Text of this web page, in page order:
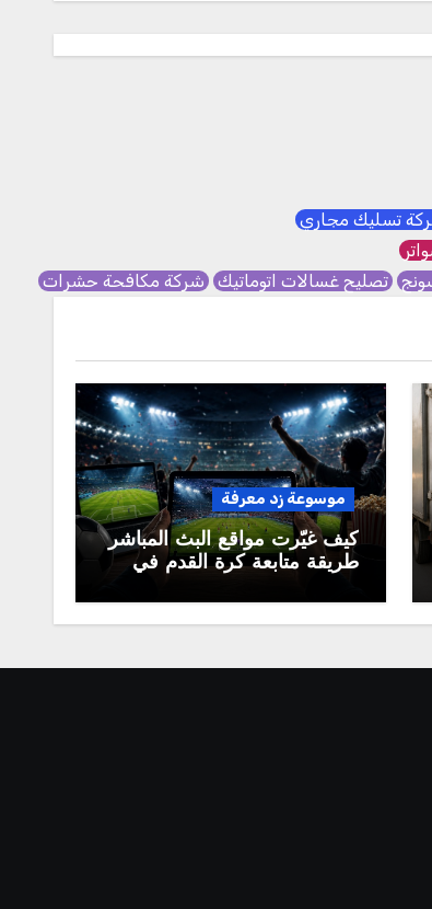
تسليك مجاري
تصليح غسالات اتوماتيك شركة مكافحة حشرات
موسوعة زد معرفة
كيف غيّرت مواقع البث المباشر
طريقة متابعة كرة القدم في